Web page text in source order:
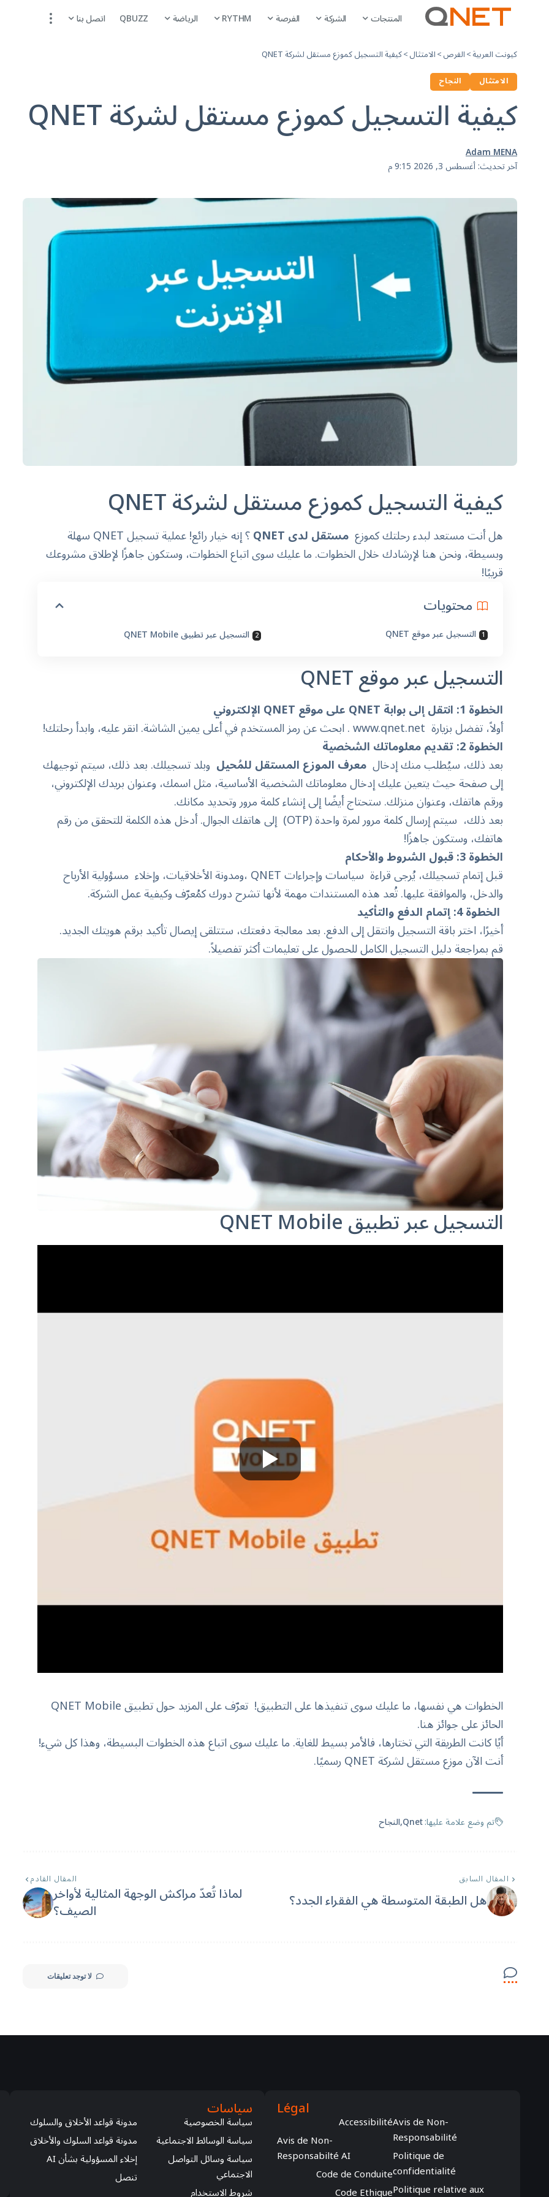
المنتجات الشركة الفرصة RYTHM الرياضة QBUZZ اتصل بنا
كيونت العربية>الفرص>الامتثال>كيفية التسجيل كموزع مستقل لشركة QNET
الامتثال النجاح
كيفية التسجيل كموزع مستقل لشركة QNET
آخر تحديث: أغسطس 3, 2026 9:15 م
Adam MENA
كيفية التسجيل كموزع مستقل لشركة QNET
هل أنت مستعد لبدء رحلتك كموزعمستقل لدى QNET ؟ إنه خيار رائع! عملية تسجيلQNETسهلة
وبسيطة، ونحن هنا لإرشادك خلال الخطوات. ما عليك سوى اتباع الخطوات، وستكون جاهزًا لإطلاق مشروعك
قريبًا!
محتويات
التسجيل عبر موقع QNET التسجيل عبر تطبيق QNET Mobile
التسجيل عبر موقع QNET
الخطوة 1: انتقل إلى بوابة QNET على موقع QNET الإلكتروني
أولاً، تفضل بزيارة www.qnet.net. ابحث عن رمز المستخدم في أعلى يمين الشاشة. انقر عليه، وابدأ رحلتك!
الخطوة 2: تقديم معلوماتك الشخصية
بعد ذلك، سيُطلب منك إدخالمعرف الموزع المستقل للمُحيل وبلد تسجيلك. بعد ذلك، سيتم توجيهك
إلى صفحة حيث يتعين عليك إدخال معلوماتك الشخصية الأساسية، مثل اسمك، وعنوان بريدك الإلكتروني،
ورقم هاتفك، وعنوان منزلك. ستحتاج أيضًا إلى إنشاء كلمة مرور وتحديد مكانك.
بعد ذلك، سيتم إرسال كلمة مرور لمرة واحدة (OTP) إلى هاتفك الجوال. أدخل هذه الكلمة للتحقق من رقم
هاتفك، وستكون جاهزًا!
الخطوة 3: قبول الشروط والأحكام
قبل إتمام تسجيلك، يُرجى قراءة سياسات وإجراءات QNET ،ومدونة الأخلاقيات، وإخلاء مسؤولية الأرباح
والدخل، والموافقة عليها. تُعد هذه المستندات مهمة لأنها تشرح دورك كمُعرّف وكيفية عمل الشركة.
الخطوة 4: إتمام الدفع والتأكيد
أخيرًا، اختر باقة التسجيل وانتقل إلى الدفع. بعد معالجة دفعتك، ستتلقى إيصال تأكيد برقم هويتك الجديد.
قم بمراجعة دليل التسجيل الكامل للحصول على تعليمات أكثر تفصيلاً.
التسجيل عبر تطبيق QNET Mobile
الخطوات هي نفسها، ما عليك سوى تنفيذها على التطبيق! تعرّف على المزيد حول تطبيق QNET Mobile
الحائز على جوائز هنا.
أيًا كانت الطريقة التي تختارها، فالأمر بسيط للغاية. ما عليك سوى اتباع هذه الخطوات البسيطة، وهذا كل شيء!
أنت الآن موزع مستقل لشركة QNET رسميًا.
تم وضع علامة عليها:Qnet النجاح
المقال السابق
هل الطبقة المتوسطة هي الفقراء الجدد؟
المقال القادم
لماذا تُعدّ مراكش الوجهة المثالية لأواخر
الصيف؟
لا توجد تعليقات
Légal
Avis de Non-
Responsabilité
Politique de
confidentialité
Politique relative aux
Accessibilité
Avis de Non-
Responsabilté AI
Code de Conduite
Code Ethique
سياسات
سياسة الخصوصية
سياسة الوسائط الاجتماعية
سياسة وسائل التواصل
الاجتماعي
شروط الاستخدام
مدونة قواعد الأخلاق والسلوك
مدونة قواعد السلوك والأخلاق
إخلاء المسؤولية بشأن AI
تنصل